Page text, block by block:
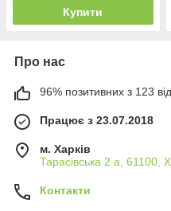
Купити
Про нас
96% позитивних з 123
Працює з 23.07.2018
м. Харків
Тарасівська 2 а, 61100,
Контакти